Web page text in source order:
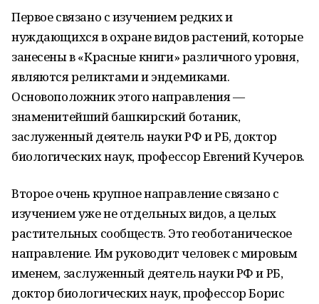
Первое связано с изучением редких и
нуждающихся в охране видов растений, которые
занесены в «Красные книги» различного уровня,
являются реликтами и эндемиками.
Основоположник этого направления —
знаменитейший башкирский ботаник,
заслуженный деятель науки РФ и РБ, доктор
биологических наук, профессор Евгений Кучеров.
Второе очень крупное направление связано с
изучением уже не отдельных видов, а целых
растительных сообществ. Это геоботаническое
направление. Им руководит человек с мировым
именем, заслуженный деятель науки РФ и РБ,
доктор биологических наук, профессор Борис